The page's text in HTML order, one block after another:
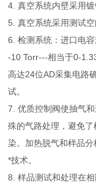
4. 真空系统内壁采用镀
5. 真空系统采用测试
6. 检测系统：进口电
-10 Torr---相当于0-
高达24位AD采集电路
试。
7. 优质控制阀使抽气
殊的气路处理，避免
染。加热脱气和样品
*技术。
8. 样品测试和处理在